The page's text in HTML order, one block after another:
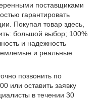
поставщиками
гарантировать
Покупая товар здесь,
большой выбор; 100%
и надежность
и реальные
позвонить по
или оставить заявку
в течении 30